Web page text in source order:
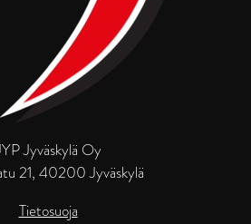
Jyväskylä Oy
21, 40200 Jyväskylä
Tietosuoja